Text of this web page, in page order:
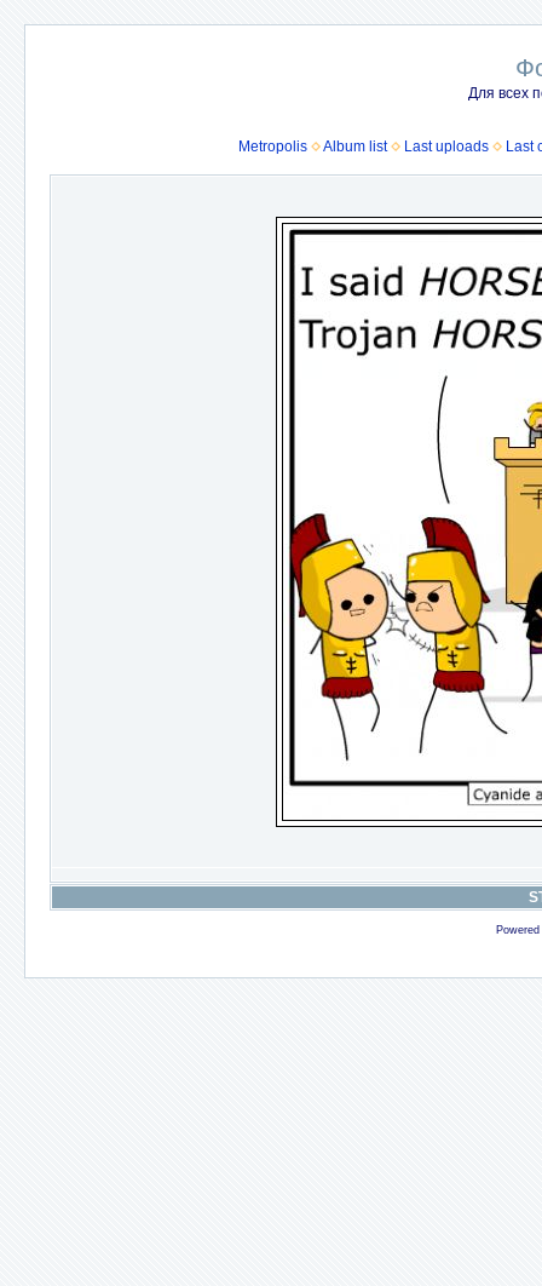
Для всех
Metropolis Album list Last uploads Last